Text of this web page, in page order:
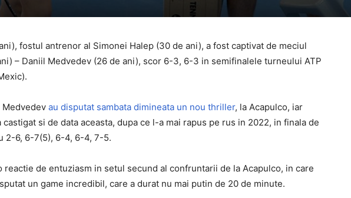
fostul antrenor al Simonei Halep (30 de ani), a fost captivat de meciul
– Daniil Medvedev (26 de ani), scor 6-3, 6-3 in semifinalele turneului ATP
Medvedev au disputat sambata dimineata un nou thriller, la Acapulco, iar
castigat si de data aceasta, dupa ce l-a mai rapus pe rus in 2022, in finala de
2-6, 6-7(5), 6-4, 6-4, 7-5.
reactie de entuziasm in setul secund al confruntarii de la Acapulco, in care
un game incredibil, care a durat nu mai putin de 20 de minute.